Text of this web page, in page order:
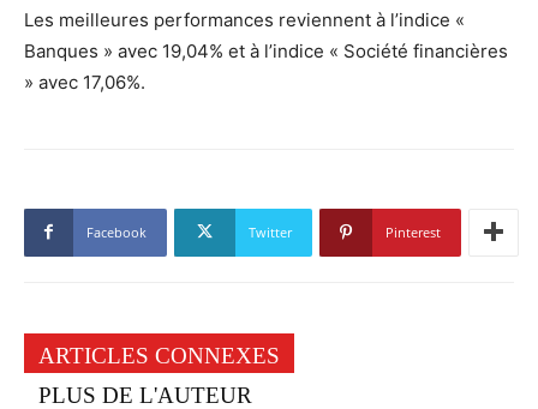
Les meilleures performances reviennent à l’indice «
Banques » avec 19,04% et à l’indice « Société financières
» avec 17,06%.
Facebook Twitter Pinterest
ARTICLES CONNEXES
PLUS DE L'AUTEUR